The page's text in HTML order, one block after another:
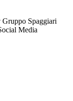
Spaggiari
Media